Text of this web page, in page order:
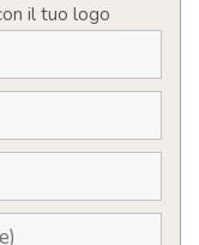
il tuo logo